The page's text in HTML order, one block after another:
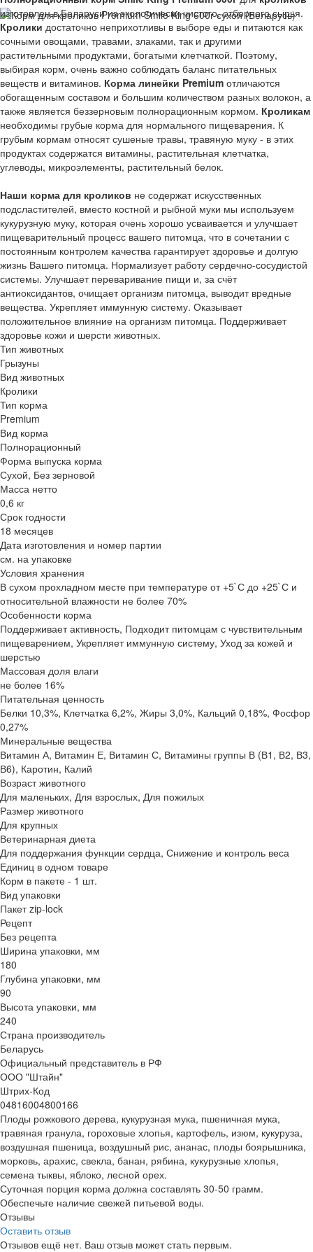
изготовлен в Беларуси из экологически чистого, отборного сырья.
Кролики достаточно неприхотливы в выборе еды и питаются как
сочными овощами, травами, злаками, так и другими
растительными продуктами, богатыми клетчаткой. Поэтому,
выбирая корм, очень важно соблюдать баланс питательных
веществ и витаминов. Корма линейки Premium отличаются
обогащенным составом и большим количеством разных волокон, а
также является беззерновым полнорационным кормом. Кроликам
необходимы грубые корма для нормального пищеварения. К
грубым кормам относят сушеные травы, травяную муку - в этих
продуктах содержатся витамины, растительная клетчатка,
углеводы, микроэлементы, растительный белок.
Наши корма для кроликов не содержат искусственных
подсластителей, вместо костной и рыбной муки мы используем
кукурузную муку, которая очень хорошо усваивается и улучшает
пищеварительный процесс вашего питомца, что в сочетании с
постоянным контролем качества гарантирует здоровье и долгую
жизнь Вашего питомца. Нормализует работу сердечно-сосудистой
системы. Улучшает переваривание пищи и, за счёт
антиоксидантов, очищает организм питомца, выводит вредные
вещества. Укрепляет иммунную систему. Оказывает
положительное влияние на организм питомца. Поддерживает
здоровье кожи и шерсти животных.
Тип животных
Грызуны
Вид животных
Кролики
Тип корма
Premium
Вид корма
Полнорационный
Форма выпуска корма
Сухой, Без зерновой
Масса нетто
0,6 кг
Срок годности
18 месяцев
Дата изготовления и номер партии
см. на упаковке
Условия хранения
В сухом прохладном месте при температуре от +5`С до +25`С и
относительной влажности не более 70%
Особенности корма
Поддерживает активность, Подходит питомцам с чувствительным
пищеварением, Укрепляет иммунную систему, Уход за кожей и
шерстью
Массовая доля влаги
не более 16%
Питательная ценность
Белки 10,3%, Клетчатка 6,2%, Жиры 3,0%, Кальций 0,18%, Фосфор
0,27%
Минеральные вещества
Витамин А, Витамин Е, Витамин С, Витамины группы В (В1, В2, В3,
В6), Каротин, Калий
Возраст животного
Для маленьких, Для взрослых, Для пожилых
Размер животного
Для крупных
Ветеринарная диета
Для поддержания функции сердца, Снижение и контроль веса
Единиц в одном товаре
Корм в пакете - 1 шт.
Вид упаковки
Пакет zip-lock
Рецепт
Без рецепта
Ширина упаковки, мм
180
Глубина упаковки, мм
90
Высота упаковки, мм
240
Страна производитель
Беларусь
Официальный представитель в РФ
ООО "Штайн"
Штрих-Код
04816004800166
Плоды рожкового дерева, кукурузная мука, пшеничная мука,
травяная гранула, гороховые хлопья, картофель, изюм, кукуруза,
воздушная пшеница, воздушный рис, ананас, плоды боярышника,
морковь, арахис, свекла, банан, рябина, кукурузные хлопья,
семена тыквы, яблоко, лесной орех.
Суточная порция корма должна составлять 30-50 грамм.
Обеспечьте наличие свежей питьевой воды.
Отзывы
Оставить отзыв
Отзывов ещё нет. Ваш отзыв может стать первым.